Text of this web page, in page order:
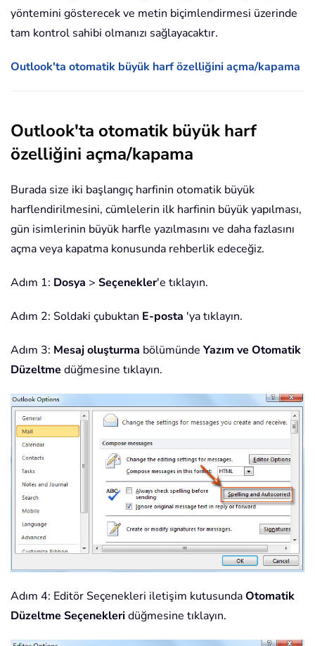
yöntemini gösterecek ve metin biçimlendirmesi üzerinde
tam kontrol sahibi olmanızı sağlayacaktır.
Outlook'ta otomatik büyük harf özelliğini açma/kapama
Outlook'ta otomatik büyük harf
özelliğini açma/kapama
Burada size iki başlangıç harfinin otomatik büyük
harflendirilmesini, cümlelerin ilk harfinin büyük yapılması,
gün isimlerinin büyük harfle yazılmasını ve daha fazlasını
açma veya kapatma konusunda rehberlik edeceğiz.
Adım 1: Dosya > Seçenekler'e tıklayın.
Adım 2: Soldaki çubuktan E-posta 'ya tıklayın.
Adım 3: Mesaj oluşturma bölümünde Yazım ve Otomatik
Düzeltme düğmesine tıklayın.
Adım 4: Editör Seçenekleri iletişim kutusundaOtomatik
Düzeltme Seçenekleri düğmesine tıklayın.